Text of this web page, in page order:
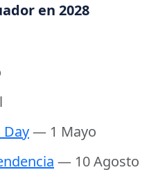
en 2028
— 1 Mayo
— 10 Agosto